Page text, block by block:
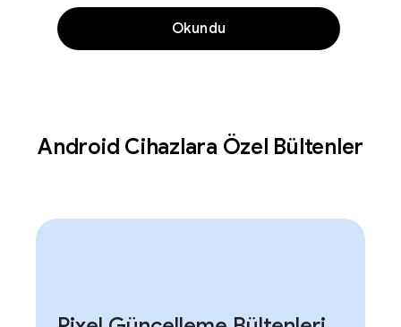
Okundu
Android Cihazlara Özel Bültenler